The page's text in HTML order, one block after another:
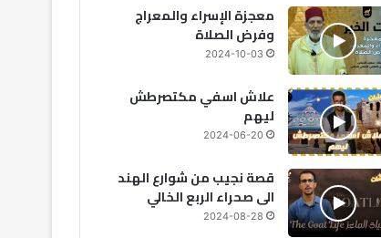
معجزة الإسراء والمعراج
وفرض الصلاة
2024-10-03
علاش اسفي مكتصرطش
ليهم
2024-06-20
قصة نجيب من شوارع الهند
الى صحراء الربع الخالي
2024-08-28